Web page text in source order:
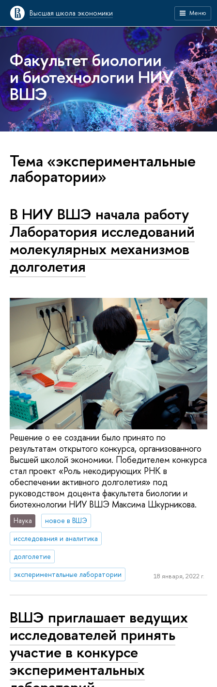
Высшая школа экономики Меню
Факультет биологии
и биотехнологии НИУ
ВШЭ
Тема «экспериментальные
лаборатории»
В НИУ ВШЭ начала работу
Лаборатория исследований
молекулярных механизмов
долголетия
Решение о ее создании было принято по
результатам открытого конкурса, организованного
Высшей школой экономики. Победителем конкурса
стал проект «Роль некодирующих РНК в
обеспечении активного долголетия» под
руководством доцента факультета биологии и
биотехнологии НИУ ВШЭ Максима Шкурникова.
Наука
новое в ВШЭ
исследования и аналитика
долголетие
экспериментальные лаборатории
18 января, 2022 г.
ВШЭ приглашает ведущих
исследователей принять
участие в конкурсе
экспериментальных